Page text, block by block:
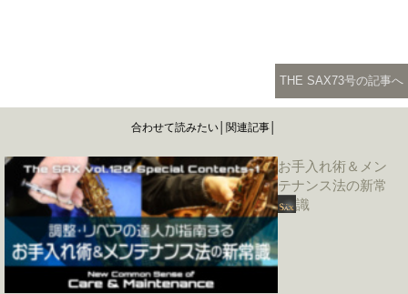
THE SAX73号の記事へ
合わせて読みたい│関連記事│
お手入れ術＆メン
テナンス法の新常
識